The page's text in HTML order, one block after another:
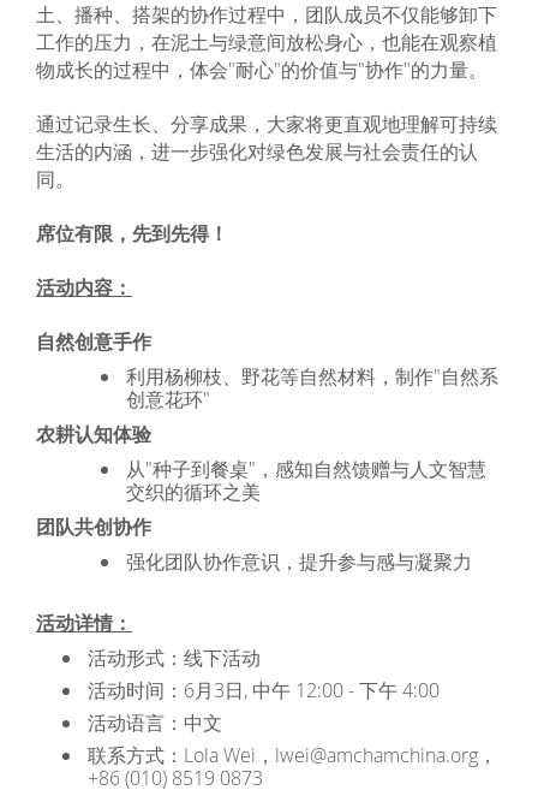
土、播种、搭架的协作过程中，团队成员不仅能够卸下
工作的压力，在泥土与绿意间放松身心，也能在观察植
物成长的过程中，体会"耐心"的价值与"协作"的力量。
通过记录生长、分享成果，大家将更直观地理解可持续
生活的内涵，进一步强化对绿色发展与社会责任的认
同。
席位有限，先到先得！
活动内容：
自然创意手作
利用杨柳枝、野花等自然材料，制作"自然系
创意花环"
农耕认知体验
从"种子到餐桌"，感知自然馈赠与人文智慧
交织的循环之美
团队共创协作
强化团队协作意识，提升参与感与凝聚力
活动详情：
活动形式：线下活动
活动时间：6月3日, 中午 12:00 - 下午 4:00
活动语言：中文
联系方式：Lola Wei，lwei@amchamchina.org，
+86 (010) 8519 0873